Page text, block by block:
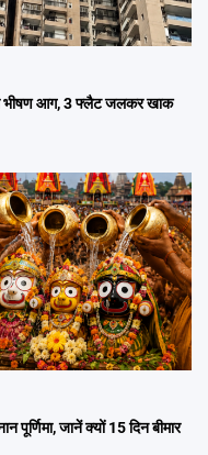
भीषण आग, 3 फ्लैट जलकर खाक
जानें क्यों 15 दिन बीमार